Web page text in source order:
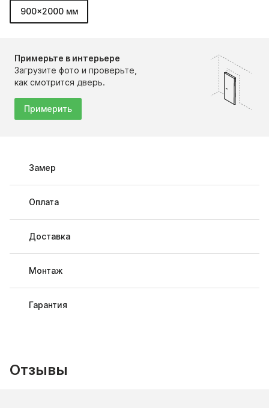
900x2000 мм
Примерьте в интерьере
Загрузите фото и проверьте,
как смотрится дверь.
Примерить
Замер
Оплата
Доставка
Монтаж
Гарантия
Отзывы